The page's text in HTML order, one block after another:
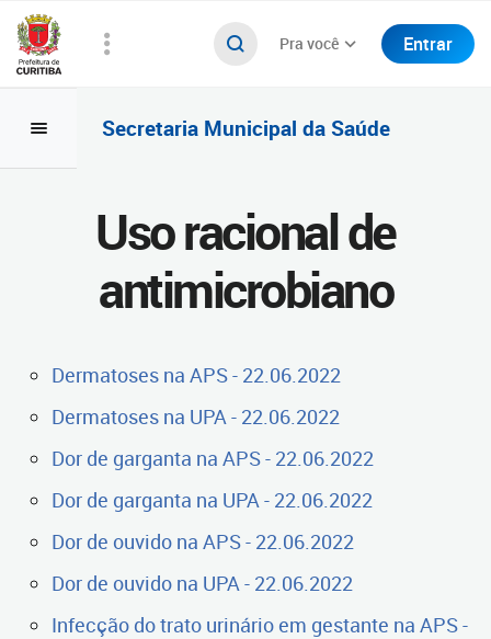
Pra você Entrar
Secretaria Municipal da Saúde
Uso racional de
antimicrobiano
Dermatoses na APS - 22.06.2022
Dermatoses na UPA - 22.06.2022
Dor de garganta na APS - 22.06.2022
Dor de garganta na UPA - 22.06.2022
Dor de ouvido na APS - 22.06.2022
Dor de ouvido na UPA - 22.06.2022
Infecção do trato urinário em gestante na APS -